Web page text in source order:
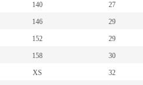
140 27
146 29
152 29
158 30
XS 32